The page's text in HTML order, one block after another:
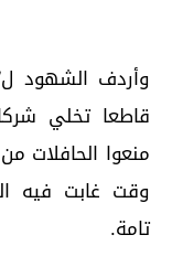
وأردف الشهود
قاطعا تخلي
منعوا الحافلات
وقت غابت فيه
تامة.